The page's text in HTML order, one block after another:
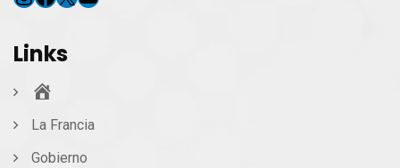
Links
La Francia
Gobierno